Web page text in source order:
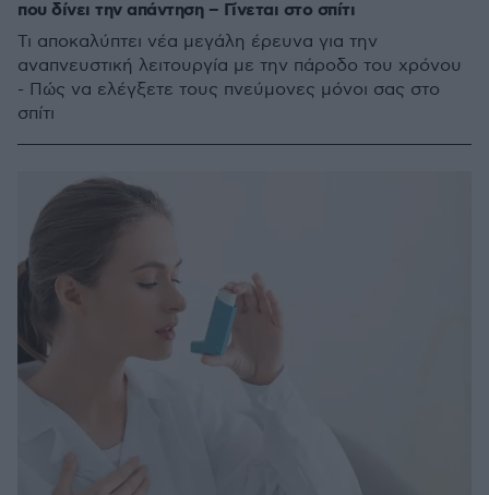
που δίνει την απάντηση – Γίνεται στο σπίτι
Τι αποκαλύπτει νέα μεγάλη έρευνα για την
αναπνευστική λειτουργία με την πάροδο του χρόνου
- Πώς να ελέγξετε τους πνεύμονες μόνοι σας στο
σπίτι